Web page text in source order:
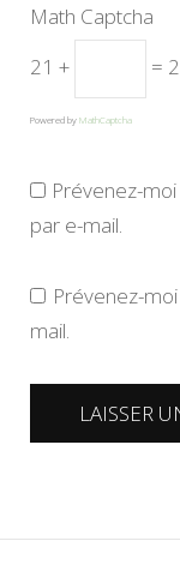
Math Captcha
21 +
=
Powered byMathCaptcha
Prévenez-
par e-mail.
Prévenez-
mail.